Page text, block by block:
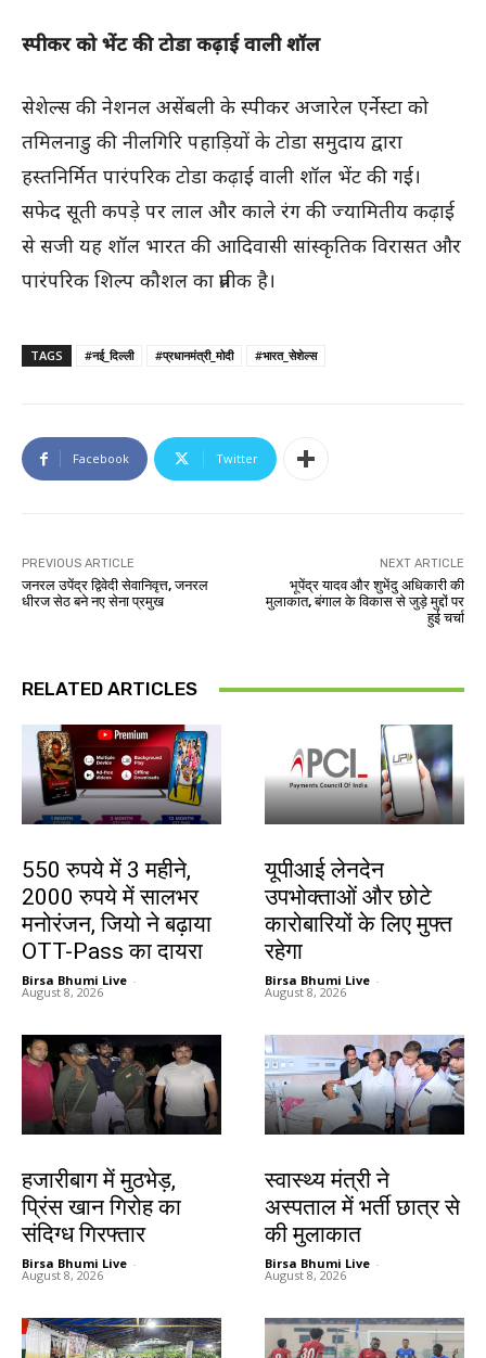
स्पीकर को भेंट की टोडा कढ़ाई वाली शॉल
सेशेल्स की नेशनल असेंबली के स्पीकर अजारेल एर्नेस्टा को
तमिलनाडु की नीलगिरि पहाड़ियों के टोडा समुदाय द्वारा
हस्तनिर्मित पारंपरिक टोडा कढ़ाई वाली शॉल भेंट की गई।
सफेद सूती कपड़े पर लाल और काले रंग की ज्यामितीय कढ़ाई
से सजी यह शॉल भारत की आदिवासी सांस्कृतिक विरासत और
पारंपरिक शिल्प कौशल का प्रतीक है।
TAGS #नई_दिल्ली #प्रधानमंत्री_मोदी #भारत_सेशेल्स
Facebook Twitter
PREVIOUS ARTICLE
जनरल उपेंद्र द्विवेदी सेवानिवृत्त, जनरल
धीरज सेठ बने नए सेना प्रमुख
NEXT ARTICLE
भूपेंद्र यादव और शुभेंदु अधिकारी की
मुलाकात, बंगाल के विकास से जुड़े मुद्दों पर
हुई चर्चा
RELATED ARTICLES
550 रुपये में 3 महीने,
2000 रुपये में सालभर
मनोरंजन, जियो ने बढ़ाया
OTT-Pass का दायरा
Birsa Bhumi Live -
August 8, 2026
यूपीआई लेनदेन
उपभोक्ताओं और छोटे
कारोबारियों के लिए मुफ्त
रहेगा
Birsa Bhumi Live -
August 8, 2026
हजारीबाग में मुठभेड़,
प्रिंस खान गिरोह का
संदिग्ध गिरफ्तार
Birsa Bhumi Live -
August 8, 2026
स्वास्थ्य मंत्री ने
अस्पताल में भर्ती छात्र से
की मुलाकात
Birsa Bhumi Live -
August 8, 2026